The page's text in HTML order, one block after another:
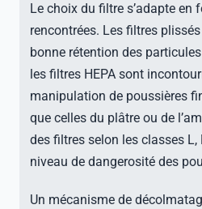
Le choix du filtre s’adapte en
rencontrées. Les filtres
bonne rétention des
les filtres HEPA sont
manipulation de poussières
que celles du plâtre ou de
des filtres selon les classes
niveau de dangerosité des
Un mécanisme de